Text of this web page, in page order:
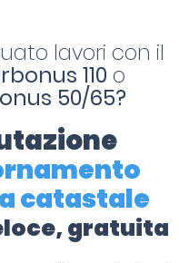
lavori con il
110 o
50/65?
catastale
gratuita